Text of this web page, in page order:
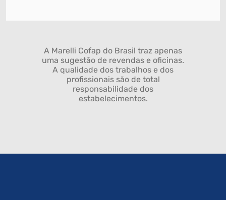
A Marelli Cofap do Brasil traz apenas
uma sugestão de revendas e oficinas.
A qualidade dos trabalhos e dos
profissionais são de total
responsabilidade dos
estabelecimentos.